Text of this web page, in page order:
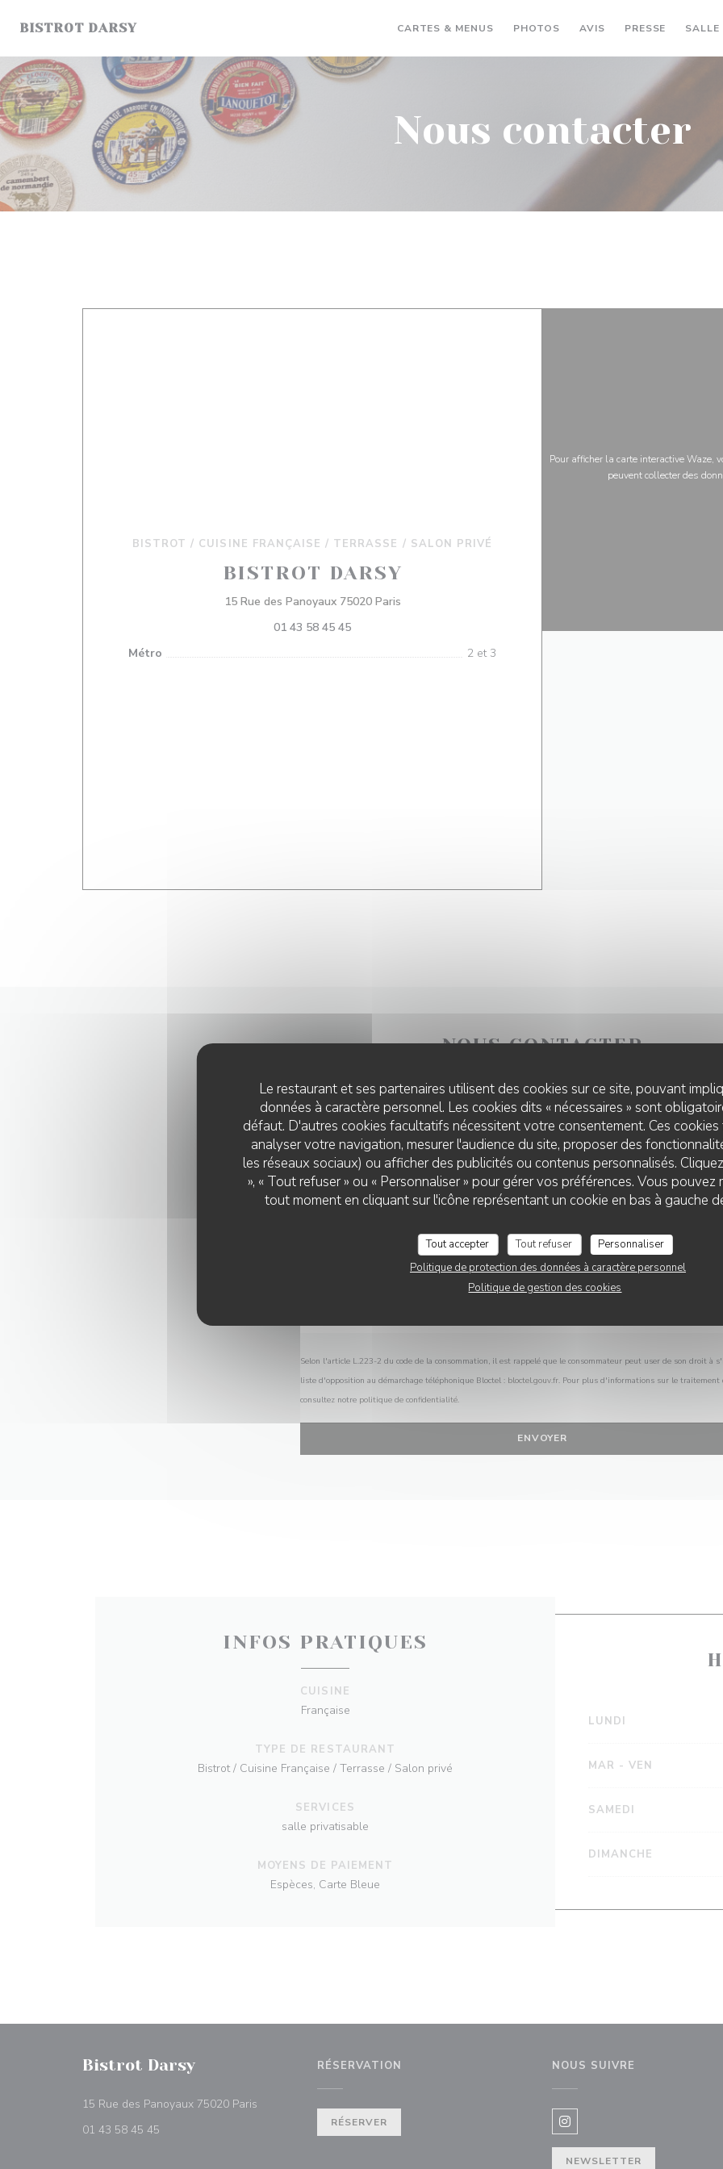
Le restaurant et ses partenaires utilisent des cookies sur ce site, pouvant
données à caractère personnel. Les cookies dits « nécessaires » sont
défaut. D'autres cookies facultatifs nécessitent votre consentement. Ces
analyser votre navigation, mesurer l'audience du site, proposer des
les réseaux sociaux) ou afficher des publicités ou contenus personnalisés.
», « Tout refuser » ou « Personnaliser » pour gérer vos préférences. Vous
tout moment en cliquant sur l'icône représentant un cookie en bas à gauche
Tout accepter Tout refuser
Personnaliser
Politique de protection des données à caractère personnel
Politique de gestion des cookies
BISTROT DARSY CARTES & MENUS PHOTOS AVIS PRESSE SALLE
Nous contacter
BISTROT / CUISINE FRANÇAISE / TERRASSE / SALON PRIVÉ
BISTROT DARSY
15 Rue des Panoyaux 75020 Paris((ouvre une nouvelle fenêtre))
01 43 58 45 45
Métro
2 et 3
Pour afficher la carte interactive Waze,
peuvent collecter des
NOUS CONTACTER
Vous désirez nous contacter ?
Remplissez le formulaire ci-dessous !
Selon l'article L.223-2 du code de la consommation, il est rappelé que le consommateur peut user de son droit à
liste d'opposition au démarchage téléphonique Bloctel : bloctel.gouv.fr. Pour plus d'informations sur le traitement
consultez notre politique de confidentialité.
INFOS PRATIQUES
CUISINE
Française
TYPE DE RESTAURANT
Bistrot / Cuisine Française / Terrasse / Salon privé
SERVICES
salle privatisable
MOYENS DE PAIEMENT
Espèces, Carte Bleue
LUNDI
MAR -VEN
SAMEDI
DIMANCHE
Bistrot Darsy
15 Rue des Panoyaux 75020 Paris
01 43 58 45 45
RÉSERVATION
RÉSERVER
NOUS SUIVRE
Instagram ((ouvre une
NEWSLETTER
BISTROT DARSY